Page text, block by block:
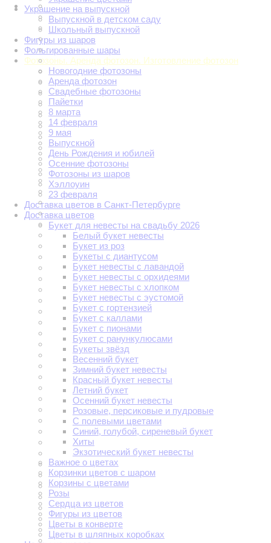
Украшение на выпускной
Выпускной в детском саду
Школьный выпускной
Фигуры из шаров
Фольгированные шары
Фотозоны. Аренда фотозон. Изготовление фотозон
Новогодние фотозоны
Аренда фотозон
Свадебные фотозоны
Пайетки
8 марта
14 февраля
9 мая
Выпускной
День Рождения и юбилей
Осенние фотозоны
Фотозоны из шаров
Хэллоуин
23 февраля
Доставка цветов в Санкт-Петербурге
Доставка цветов
Букет для невесты на свадьбу 2026
Белый букет невесты
Букет из роз
Букеты с диантусом
Букет невесты с лавандой
Букет невесты с орхидеями
Букет невесты с хлопком
Букет невесты с эустомой
Букет с гортензией
Букет с каллами
Букет с пионами
Букет с ранункулюсами
Букеты звёзд
Весенний букет
Зимний букет невесты
Красный букет невесты
Летний букет
Осенний букет невесты
Розовые, персиковые и пудровые
С полевыми цветами
Синий, голубой, сиреневый букет
Хиты
Экзотический букет невесты
Важное о цветах
Корзинки цветов с шаром
Корзины с цветами
Розы
Сердца из цветов
Фигуры из цветов
Цветы в конверте
Цветы в шляпных коробках